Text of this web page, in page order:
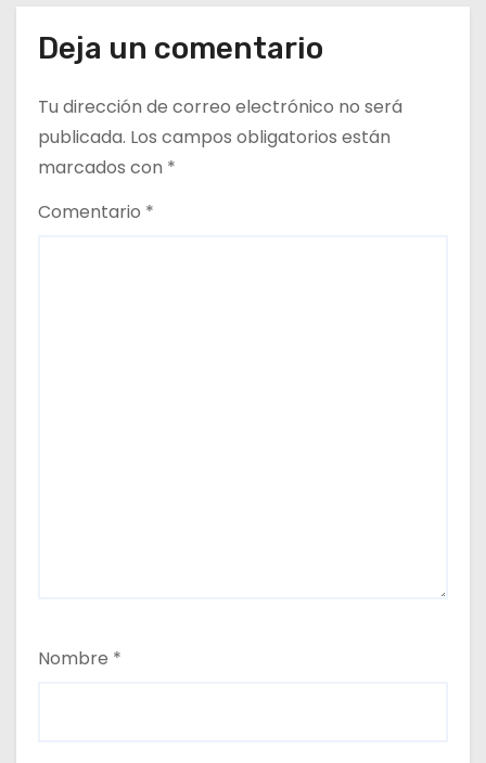
n
t
r
a
Deja un comentario
Tu dirección de correo electrónico no será
publicada. Los campos obligatorios están
marcados con *
Comentario *
Nombre *